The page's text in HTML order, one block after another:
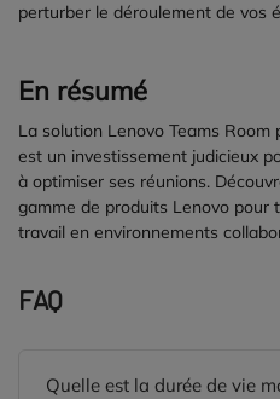
perturber le déroulement de vos
En résumé
La solution Lenovo Teams
est un investissement judicieux
à optimiser ses réunions.
gamme de produits Lenovo pour
travail en environnements
FAQ
Quelle est la durée de vie